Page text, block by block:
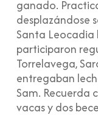
ganado.
desplazándose
Santa Leocadia
participaron
Torrelavega,
entregaban
Sam. Recuerda
vacas y dos